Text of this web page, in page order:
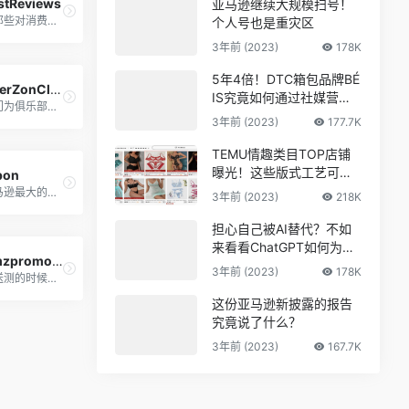
为那些对消费者有影响的产品 提供全面和可信的评论
UberZonClub
专门为俱乐部提供折扣的私人团体
亚马逊最大的非强制留评Deals网站，AMZ Tracker 旗下
Amzpromoter
在送测的时候增加一个中间跳转页，帮你统计数据，收集邮箱
亚马逊继续大规模扫号！
个人号也是重灾区
3年前 (2023) 178K
5年4倍！DTC箱包品牌BÉ
IS究竟如何通过社媒营销
收获逆势上涨！
3年前 (2023) 177.7K
TEMU情趣类目TOP店铺
曝光！这些版式工艺可能
爆
3年前 (2023) 218K
担心自己被AI替代？不如
来看看ChatGPT如何为亚
马逊人所用
3年前 (2023) 178K
这份亚马逊新披露的报告
究竟说了什么？
3年前 (2023) 167.7K